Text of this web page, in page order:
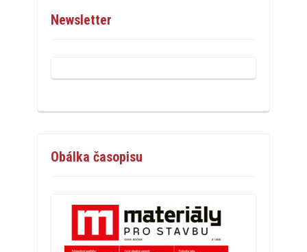
Newsletter
Obálka časopisu